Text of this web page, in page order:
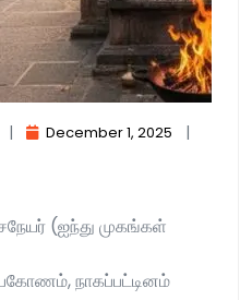
| December 1, 2025 |
(ஐந்து முகங்கள்
நாகப்பட்டினம்